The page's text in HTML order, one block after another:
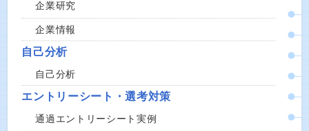
企業研究
企業情報
自己分析
自己分析
エントリーシート・選考対策
通過エントリーシート実例